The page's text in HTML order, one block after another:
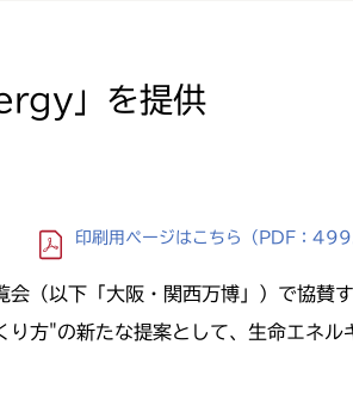
」を提供
印刷用ページはこちら （PDF：
会（以下「大阪・関西万博」）で協賛
方"の新たな提案として、生命エネル